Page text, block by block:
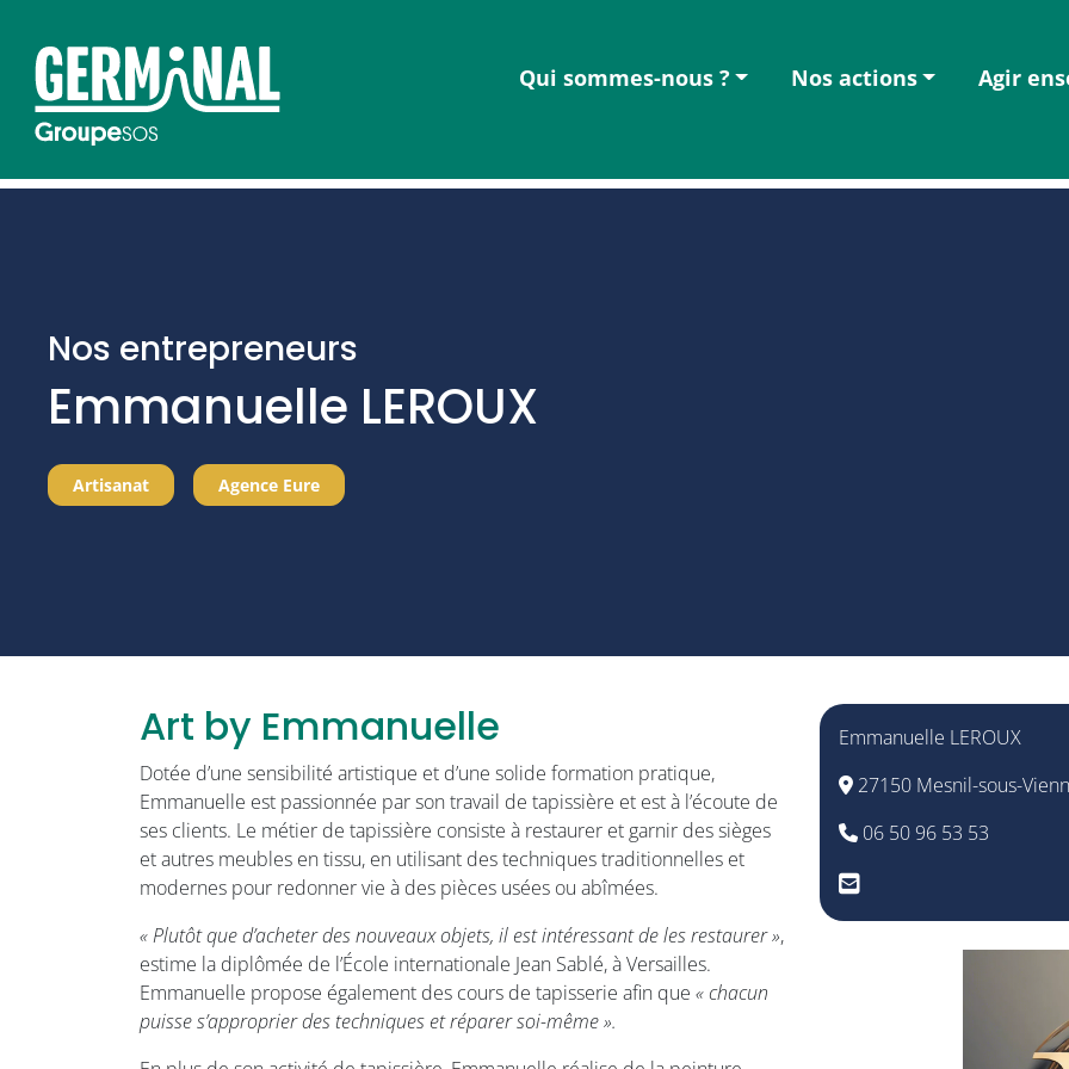
Qui sommes-nous ? Nos actions Agir
Nos entrepreneurs
Emmanuelle LEROUX
Artisanat Agence Eure
Art by Emmanuelle
Dotée d’une sensibilité artistique et d’une solide formation pratique,
Emmanuelle est passionnée par son travail de tapissière et est à l’écoute de
ses clients. Le métier de tapissière consiste à restaurer et garnir des sièges
et autres meubles en tissu, en utilisant des techniques traditionnelles et
modernes pour redonner vie à des pièces usées ou abîmées.
« Plutôt que d’acheter des nouveaux objets, il est intéressant de les restaurer »,
estime la diplômée de l’École internationale Jean Sablé, à Versailles.
Emmanuelle propose également des cours de tapisserie afin que « chacun
puisse s’approprier des techniques et réparer soi-même ».
Emmanuelle LEROUX
27150 Mesnil-sous-
06 50 96 53 53